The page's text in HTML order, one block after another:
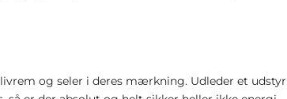
og seler i deres mærkning. Udleder et udstyr